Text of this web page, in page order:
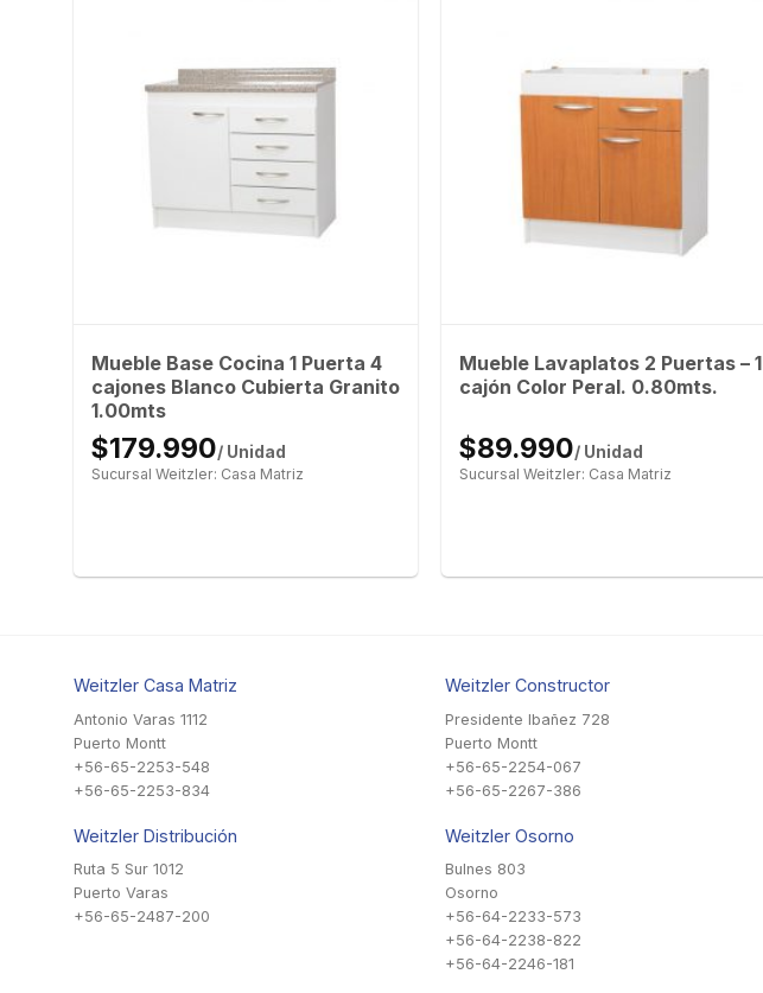
Mueble Base Cocina 1 Puerta 4
cajones Blanco Cubierta Granito
1.00mts
$179.990/ Unidad
Sucursal Weitzler: Casa Matriz
Mueble Lavaplatos 2 Puertas – 1
cajón Color Peral. 0.80mts.
$89.990/ Unidad
Sucursal Weitzler: Casa Matriz
Weitzler Casa Matriz
Antonio Varas 1112
Puerto Montt
+56-65-2253-548
+56-65-2253-834
Weitzler Distribución
Ruta 5 Sur 1012
Puerto Varas
+56-65-2487-200
Weitzler Constructor
Presidente Ibañez 728
Puerto Montt
+56-65-2254-067
+56-65-2267-386
Weitzler Osorno
Bulnes 803
Osorno
+56-64-2233-573
+56-64-2238-822
+56-64-2246-181